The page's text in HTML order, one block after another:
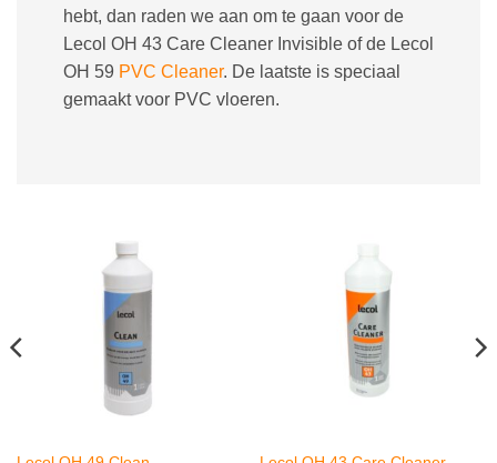
hebt, dan raden we aan om te gaan voor de
Lecol OH 43 Care Cleaner Invisible of de Lecol
OH 59 PVC Cleaner. De laatste is speciaal
gemaakt voor PVC vloeren.